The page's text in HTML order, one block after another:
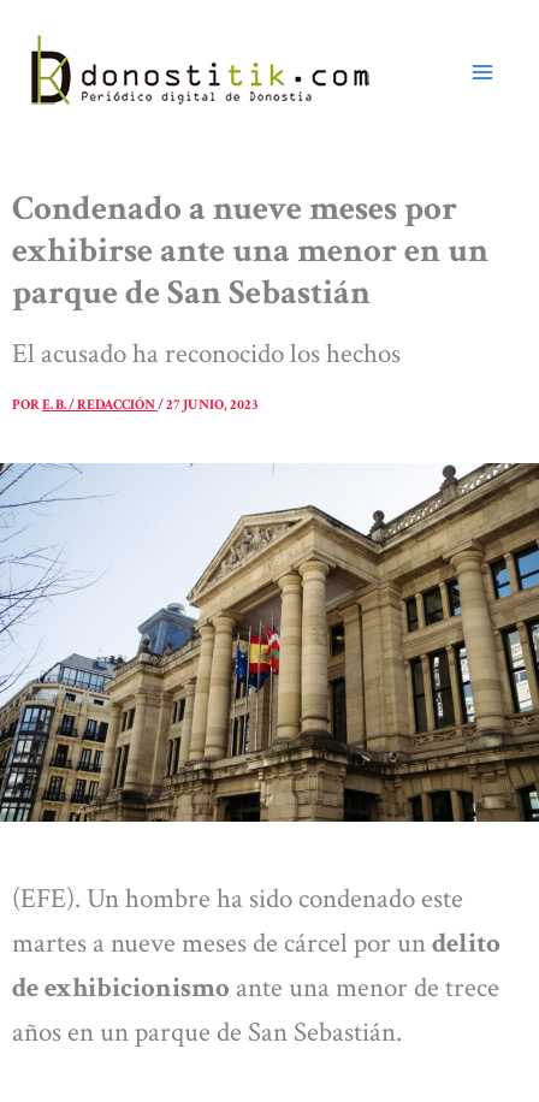
contenido
Condenado a nueve meses por
exhibirse ante una menor en un
parque de San Sebastián
El acusado ha reconocido los hechos
PORE. B. / REDACCIÓN/27 JUNIO, 2023
(EFE). Un hombre ha sido condenado este
martes a nueve meses de cárcel por undelito
de exhibicionismo ante una menor de trece
años en un parque de San Sebastián.